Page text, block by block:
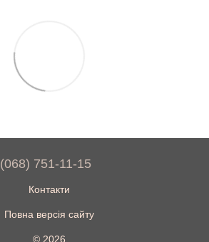
(068) 751-11-15
Контакти
Повна версія сайту
© 2026